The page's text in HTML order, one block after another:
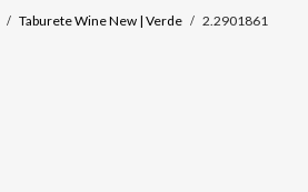
/ Taburete Wine New | Verde / 2.2901861